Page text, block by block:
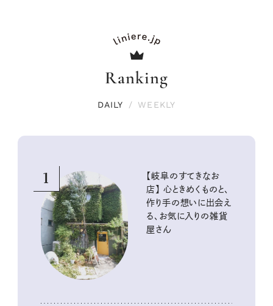
Ranking
DAILY / WEEKLY
1
【岐阜のすてきなお
店】 心ときめくものと、
作り手の想いに出会え
る、お気に入りの雑貨
屋さん